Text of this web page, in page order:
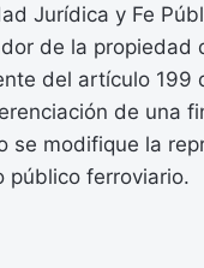
Jurídica y Fe
de la propiedad
del artículo 199
de una
se modifique la
público ferroviario.